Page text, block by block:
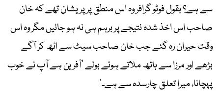
سے ہے؟ بقول فوٹو گرافر وہ اس منطق پر پریشان تھے کہ خان
صاحب اس اخذ شدہ نتیجے پر برہم ہی نہ ہو جائیں مگر وہ اس
وقت حیران رہ گئے جب خان صاحب سیٹ سے اٹھ کر آگے
بڑھے اور مرزا سے ہاتھ ملاتے ہوئے بولے ’آفرین ہے آپ نے خوب
پہچانا، میرا تعلق چارسدہ سے ہے۔‘